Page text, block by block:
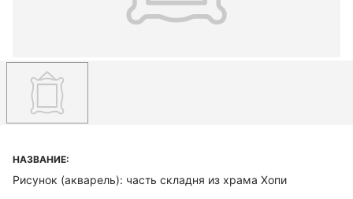
НАЗВАНИЕ:
Рисунок (акварель): часть складня из храма Хопи